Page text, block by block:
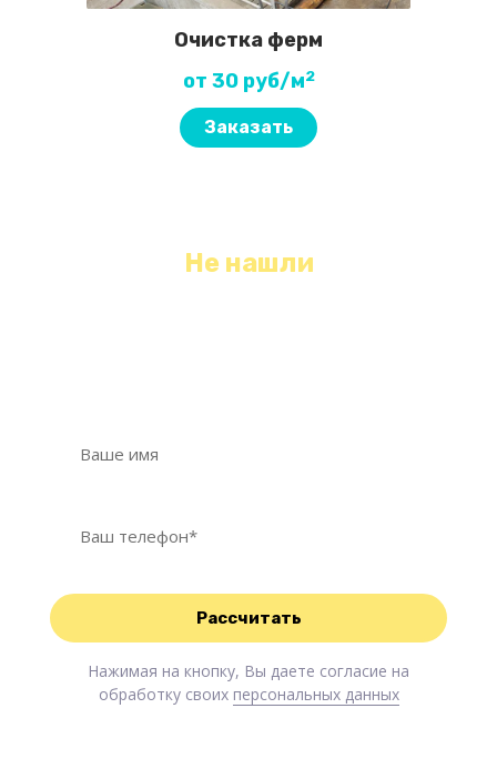
Очистка ферм
от 30 руб/м2
Заказать
Не нашли
Нажимая на кнопку, Вы даете согласие на
обработку своих персональных данных